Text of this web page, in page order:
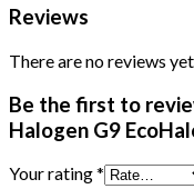
Reviews
There are no reviews
Be the first to
Halogen G9
Your rating*